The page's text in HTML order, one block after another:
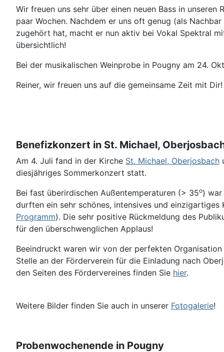
Wir freuen uns sehr über einen neuen Bass in unseren
paar Wochen. Nachdem er uns oft genug (als
zugehört hat, macht er nun aktiv bei Vokal Spektral
übersichtlich!
Bei der musikalischen Weinprobe in Pougny am 24.
Reiner, wir freuen uns auf die gemeinsame Zeit mit
Benefizkonzert in St. Michael,
Am 4. Juli fand in der Kirche St. Michael, Oberjosbach
diesjähriges Sommerkonzert statt.
Bei fast überirdischen Außentemperaturen (> 35o) war
durften ein sehr schönes, intensives und
Programm). Die sehr positive Rückmeldung des
für den überschwenglichen Applaus!
Beeindruckt waren wir von der perfekten
Stelle an der Förderverein für die Einladung nach
den Seiten des Fördervereines finden Sie hier.
Weitere Bilder finden Sie auch in unserer Fotogalerie!
Probenwochenende in Pougny